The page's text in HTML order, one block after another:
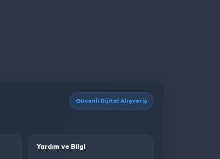
Güvenli Dijital Alışveriş
Yardım ve Bilgi